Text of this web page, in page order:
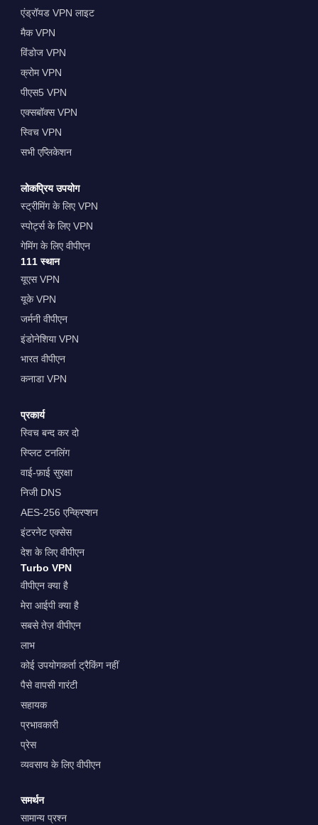
एंड्रॉयड VPN लाइट
मैक VPN
विंडोज VPN
क्रोम VPN
पीएस5 VPN
एक्सबॉक्स VPN
स्विच VPN
सभी एप्लिकेशन
लोकप्रिय उपयोग
स्ट्रीमिंग के लिए VPN
स्पोर्ट्स के लिए VPN
गेमिंग के लिए वीपीएन
111 स्थान
यूएस VPN
यूके VPN
जर्मनी वीपीएन
इंडोनेशिया VPN
भारत वीपीएन
कनाडा VPN
प्रकार्य
स्विच बन्द कर दो
स्प्लिट टनलिंग
वाई-फ़ाई सुरक्षा
निजी DNS
AES-256 एन्क्रिप्शन
इंटरनेट एक्सेस
देश के लिए वीपीएन
Turbo VPN
वीपीएन क्या है
मेरा आईपी क्या है
सबसे तेज़ वीपीएन
लाभ
कोई उपयोगकर्ता ट्रैकिंग नहीं
पैसे वापसी गारंटी
सहायक
प्रभावकारी
प्रेस
व्यवसाय के लिए वीपीएन
समर्थन
सामान्य प्रश्न